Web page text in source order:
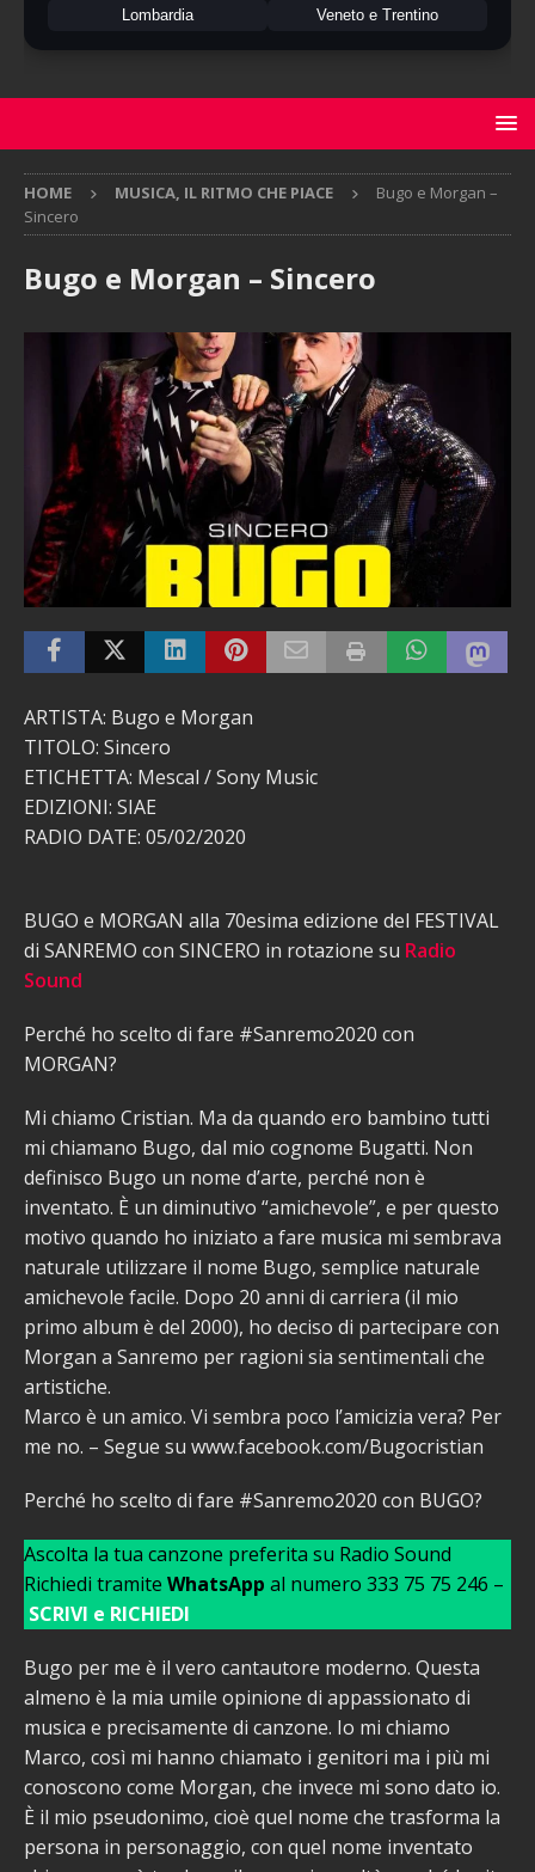
Lombardia Veneto e Trentino
HOME MUSICA, IL RITMO CHE PIACE
Bugo e Morgan –
Sincero
Bugo e Morgan – Sincero
ARTISTA: Bugo e Morgan
TITOLO: Sincero
ETICHETTA: Mescal / Sony Music
EDIZIONI: SIAE
RADIO DATE: 05/02/2020
BUGO e MORGAN alla 70esima edizione del FESTIVAL
di SANREMO con SINCERO in rotazione su Radio
Sound
Perché ho scelto di fare #Sanremo2020 con
MORGAN?
Mi chiamo Cristian. Ma da quando ero bambino tutti
mi chiamano Bugo, dal mio cognome Bugatti. Non
definisco Bugo un nome d’arte, perché non è
inventato. È un diminutivo “amichevole”, e per questo
motivo quando ho iniziato a fare musica mi sembrava
naturale utilizzare il nome Bugo, semplice naturale
amichevole facile. Dopo 20 anni di carriera (il mio
primo album è del 2000), ho deciso di partecipare con
Morgan a Sanremo per ragioni sia sentimentali che
artistiche.
Marco è un amico. Vi sembra poco l’amicizia vera? Per
me no. – Segue su www.facebook.com/Bugocristian
Perché ho scelto di fare #Sanremo2020 con BUGO?
Ascolta la tua canzone preferita su Radio Sound
Richiedi tramite WhatsApp al numero 333 75 75 246 –
SCRIVI e RICHIEDI
Bugo per me è il vero cantautore moderno. Questa
almeno è la mia umile opinione di appassionato di
musica e precisamente di canzone. Io mi chiamo
Marco, così mi hanno chiamato i genitori ma i più mi
conoscono come Morgan, che invece mi sono dato io.
È il mio pseudonimo, cioè quel nome che trasforma la
persona in personaggio, con quel nome inventato